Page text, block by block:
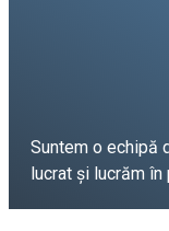
Suntem o echipă
lucrat și lucrăm